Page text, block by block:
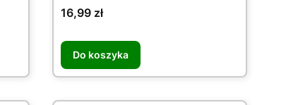
Cena
16,99 zł
Do koszyka